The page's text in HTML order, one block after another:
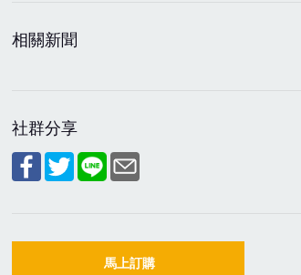
相關新聞
社群分享
馬上訂購